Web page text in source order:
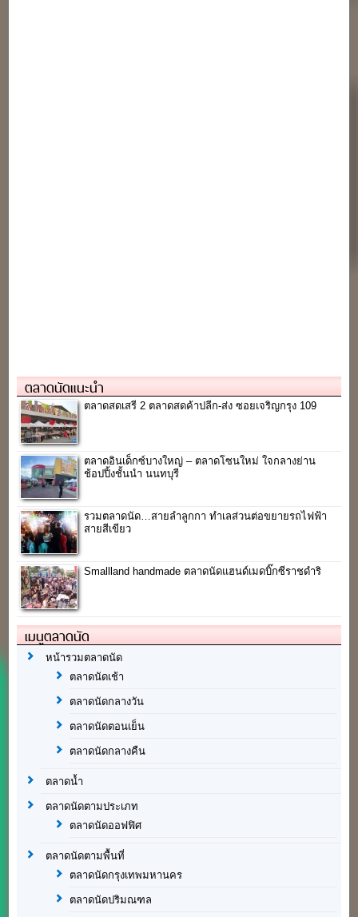
ตลาดนัดแนะนำ
ตลาดสดเสรี 2 ตลาดสดค้าปลีก-ส่ง ซอยเจริญกรุง 109
ตลาดอินเด็กซ์บางใหญ่ – ตลาดโซนใหม่ ใจกลางย่าน
ช้อปปิ้งชั้นนำ นนทบุรี
รวมตลาดนัด…สายลำลูกกา ทำเลส่วนต่อขยายรถไฟฟ้า
สายสีเขียว
Smallland handmade ตลาดนัดแฮนด์เมดบิ๊กซีราชดำริ
เมนูตลาดนัด
หน้ารวมตลาดนัด
ตลาดนัดเช้า
ตลาดนัดกลางวัน
ตลาดนัดตอนเย็น
ตลาดนัดกลางคืน
ตลาดน้ำ
ตลาดนัดตามประเภท
ตลาดนัดออฟฟิศ
ตลาดนัดตามพื้นที่
ตลาดนัดกรุงเทพมหานคร
ตลาดนัดปริมณฑล